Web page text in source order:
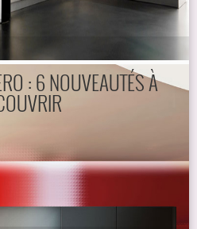
: 6 NOUVEAUTÉS À